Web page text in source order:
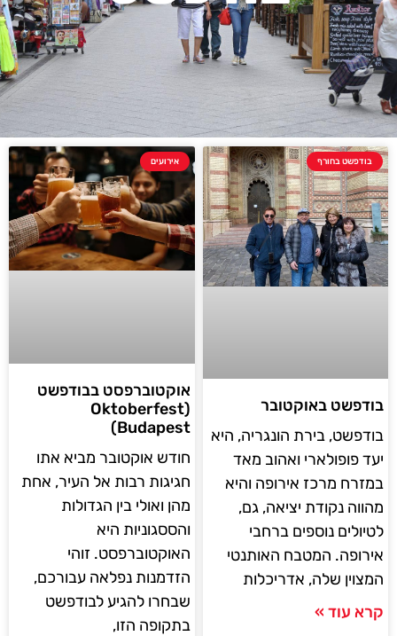
בודפשט בחורף
בודפשט באוקטובר
בודפשט, בירת הונגריה, היא
יעד פופולארי ואהוב מאד
במזרח מרכז אירופה והיא
מהווה נקודת יציאה, גם,
לטיולים נוספים ברחבי
אירופה. המטבח האותנטי
המצוין שלה, אדריכלות
קרא עוד »
אירועים
אוקטוברפסט בבודפשט
(Oktoberfest
Budapest)
חודש אוקטובר מביא אתו
חגיגות רבות אל העיר, אחת
מהן ואולי בין הגדולות
והססגוניות היא
האוקטוברפסט. זוהי
הזדמנות נפלאה עבורכם,
שבחרו להגיע לבודפשט
בתקופה הזו,